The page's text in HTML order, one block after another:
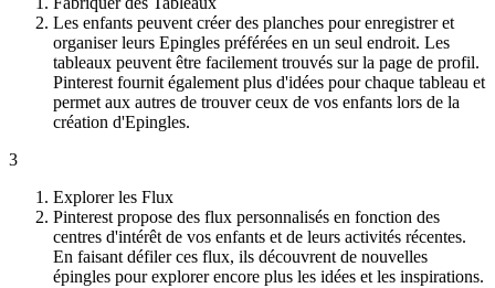
Les enfants peuvent créer des planches pour enregistrer et
organiser leurs Epingles préférées en un seul endroit. Les
tableaux peuvent être facilement trouvés sur la page de profil.
Pinterest fournit également plus d'idées pour chaque tableau et
permet aux autres de trouver ceux de vos enfants lors de la
création d'Epingles.
3
Explorer les Flux
Pinterest propose des flux personnalisés en fonction des
centres d'intérêt de vos enfants et de leurs activités récentes.
En faisant défiler ces flux, ils découvrent de nouvelles
épingles pour explorer encore plus les idées et les inspirations.